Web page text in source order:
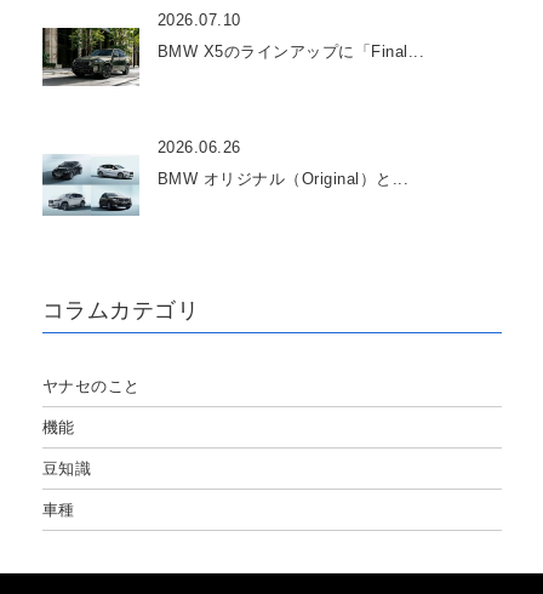
2026.07.10
BMW X5のラインアップに「Final...
2026.06.26
BMW オリジナル（Original）と...
コラムカテゴリ
ヤナセのこと
機能
豆知識
車種